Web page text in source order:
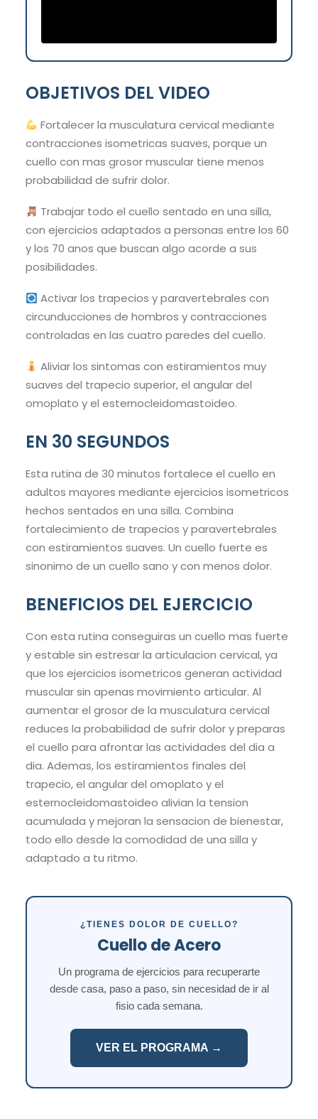
OBJETIVOS DEL VIDEO
Fortalecer la musculatura cervical mediante
contracciones isometricas suaves, porque un
cuello con mas grosor muscular tiene menos
probabilidad de sufrir dolor.
Trabajar todo el cuello sentado en una silla,
con ejercicios adaptados a personas entre los 60
y los 70 anos que buscan algo acorde a sus
posibilidades.
Activar los trapecios y paravertebrales con
circunducciones de hombros y contracciones
controladas en las cuatro paredes del cuello.
Aliviar los sintomas con estiramientos muy
suaves del trapecio superior, el angular del
omoplato y el esternocleidomastoideo.
EN 30 SEGUNDOS
Esta rutina de 30 minutos fortalece el cuello en
adultos mayores mediante ejercicios isometricos
hechos sentados en una silla. Combina
fortalecimiento de trapecios y paravertebrales
con estiramientos suaves. Un cuello fuerte es
sinonimo de un cuello sano y con menos dolor.
BENEFICIOS DEL EJERCICIO
Con esta rutina conseguiras un cuello mas fuerte
y estable sin estresar la articulacion cervical, ya
que los ejercicios isometricos generan actividad
muscular sin apenas movimiento articular. Al
aumentar el grosor de la musculatura cervical
reduces la probabilidad de sufrir dolor y preparas
el cuello para afrontar las actividades del dia a
dia. Ademas, los estiramientos finales del
trapecio, el angular del omoplato y el
esternocleidomastoideo alivian la tension
acumulada y mejoran la sensacion de bienestar,
todo ello desde la comodidad de una silla y
adaptado a tu ritmo.
¿TIENES DOLOR DE CUELLO?
Cuello de Acero
Un programa de ejercicios para recuperarte
desde casa, paso a paso, sin necesidad de ir al
fisio cada semana.
VER EL PROGRAMA →